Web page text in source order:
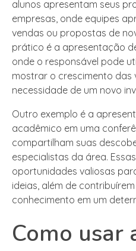
alunos apresentam seus
empresas, onde equipes
vendas ou propostas de
prático é a apresentação
onde o responsável pode
mostrar o crescimento das
necessidade de um novo
Outro exemplo é a
acadêmico em uma
compartilham suas
especialistas da área.
oportunidades valiosas
ideias, além de
conhecimento em um
Como usar